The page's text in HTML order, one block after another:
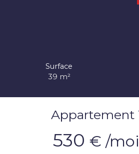
Surface
39 m²
Appartement
530 € /